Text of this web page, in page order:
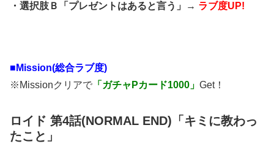
・選択肢Ｂ「プレゼントはあると言う」→ ラブ度UP!
■Mission(総合ラブ度)
※Missionクリアで 「ガチャPカード1000」 Get！
ロイド 第4話(NORMAL END)「キミに教わっ
たこと」